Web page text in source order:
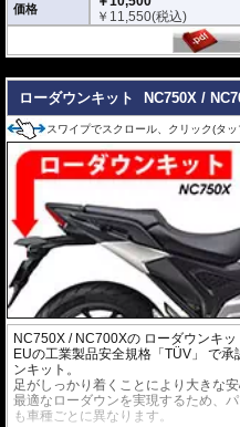
価格
￥ 11,550(税込)
ローダウンキット NC750X /
スワイプでスクロール、クリック(タ
NC750X / NC700Xの ローダウンキッ
EUの工業製品安全規格「TÜV」 で
ンキット。
足がしっかり着くことにより大きな
最適なローダウンを実現するため、
も車種ごとに異なります。